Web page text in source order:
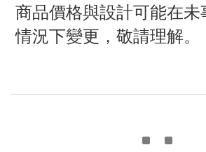
商品價格與設計可能在未
情況下變更，敬請理解。